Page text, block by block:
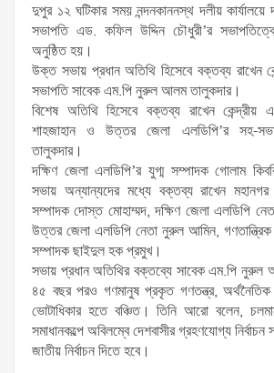
দুপুর ১২ ঘটিকার সময় নন্দনকাননস্থ দলীয় কার্যালয়ে
সভাপতি এড. কফিল উদ্দিন চৌধুরী’র
অনুষ্ঠিত হয়।
উক্ত সভায় প্রধান অতিথি হিসেবে বক্তব্য রাখেন
সভাপতি সাবেক এম.পি নুরুল আলম তালুকদার।
বিশেষ অতিথি হিসেবে বক্তব্য রাখেন কেন্দ্রীয়
শাহজাহান ও উত্তর জেলা এলডিপি’র সহ-
তালুকদার।
দক্ষিণ জেলা এলডিপি’র যুগ্ম সম্পাদক গোলাম
সভায় অন্যান্যদের মধ্যে বক্তব্য রাখেন মহানগর
সম্পাদক দোস্ত মোহাম্মদ, দক্ষিণ জেলা এলডিপি
উত্তর জেলা এলডিপি নেতা নুরুল আমিন, গণতান্ত্রিক
সম্পাদক ছাইদুল হক প্রমুখ।
সভায় প্রধান অতিথির বক্তব্যে সাবেক এম.পি নুরুল
৪৫ বছর পরও গণমানুষ প্রকৃত গণতন্ত্র, অর্থনৈতিক
ভোটাধিকার হতে বঞ্চিত। তিনি আরো বলেন,
সমাধানকল্পে অবিলম্বে দেশবাসীর গ্রহণযোগ্য
জাতীয় নির্বাচন দিতে হবে।